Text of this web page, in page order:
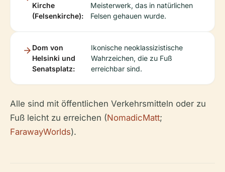
Kirche
(Felsenkirche):
Meisterwerk, das in natürlichen
Felsen gehauen wurde.
Dom von
Helsinki und
Senatsplatz:
Ikonische neoklassizistische
Wahrzeichen, die zu Fuß
erreichbar sind.
Alle sind mit öffentlichen Verkehrsmitteln oder zu
Fuß leicht zu erreichen (NomadicMatt;
FarawayWorlds).